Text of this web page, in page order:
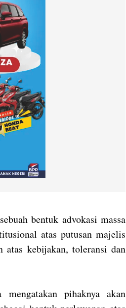
bentuk advokasi massa
atas putusan majelis
atas kebijakan, toleransi dan
pihaknya akan